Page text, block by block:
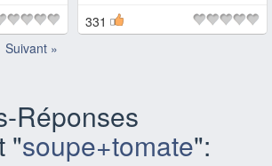
331
Suivant »
Réponses
"soupe+tomate":